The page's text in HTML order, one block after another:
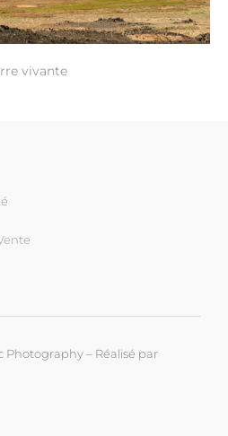
vivante
Photography – Réalisé par